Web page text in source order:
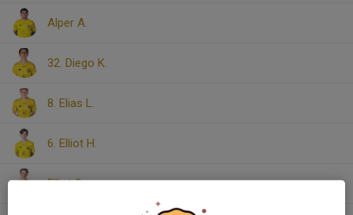
Alper A.
32. Diego K.
8. Elias L.
6. Elliot H.
Elliot S.